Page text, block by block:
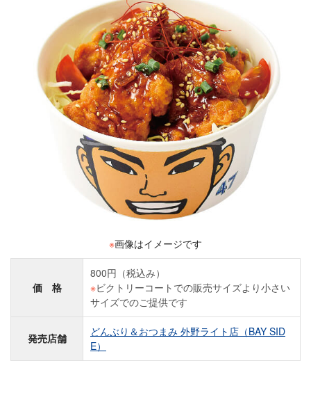
※画像はイメージです
価 格
800円（税込み）
※ビクトリーコートでの販売サイズより小さい
サイズでのご提供です
発売店舗
どんぶり＆おつまみ 外野ライト店（BAY SID
E）